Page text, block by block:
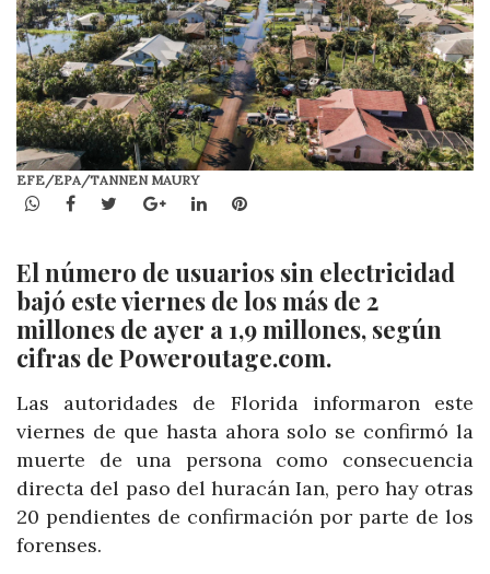
EFE/EPA/TANNEN MAURY
WhatsApp
Facebook
TwitterGoogle+LinkedInPinterest
El número de usuarios sin electricidad
bajó este viernes de los más de 2
millones de ayer a 1,9 millones, según
cifras de Poweroutage.com.
Las autoridades de Florida informaron este
viernes de que hasta ahora solo se confirmó la
muerte de una persona como consecuencia
directa del paso del huracán Ian, pero hay otras
20 pendientes de confirmación por parte de los
forenses.